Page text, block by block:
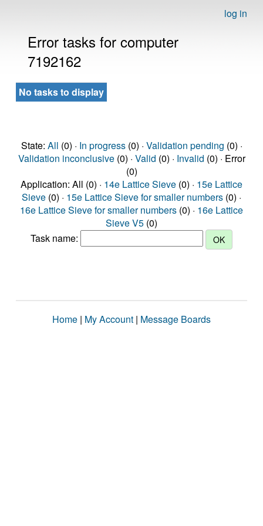
log in
Error tasks for computer
7192162
No tasks to display
State: All (0) · In progress(0) · Validation pending (0) ·
Validation inconclusive(0) · Valid (0) · Invalid (0) · Error
(0)
Application: All (0) · 14e Lattice Sieve (0) · 15e Lattice
Sieve (0) · 15e Lattice Sieve for smaller numbers (0) ·
16e Lattice Sieve for smaller numbers (0) · 16e Lattice
Sieve V5 (0)
Task name:
Home | My Account | Message Boards